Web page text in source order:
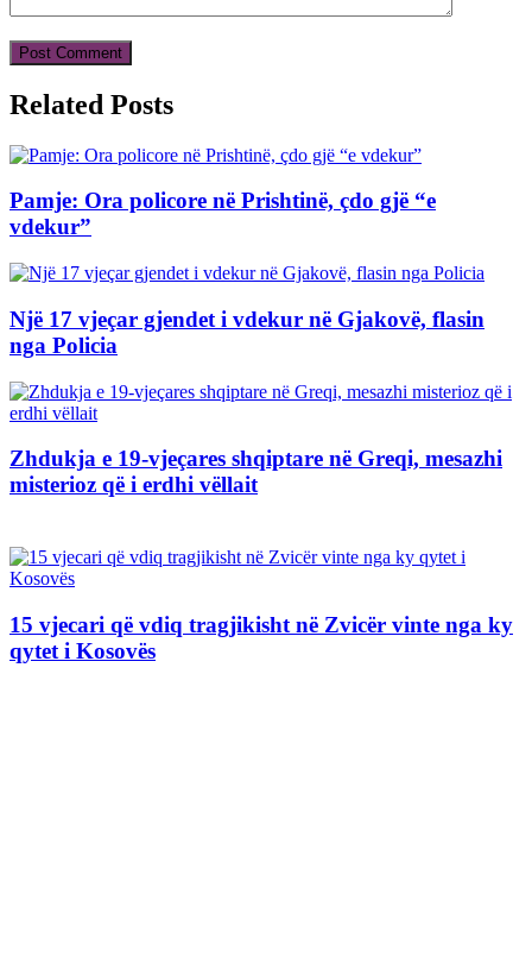
Related Posts
Pamje: Ora policore në Prishtinë, çdo gjë “e
vdekur”
Një 17 vjeçar gjendet i vdekur në Gjakovë, flasin
nga Policia
Zhdukja e 19-vjeçares shqiptare në Greqi, mesazhi
misterioz që i erdhi vëllait
15 vjecari që vdiq tragjikisht në Zvicër vinte nga ky
qytet i Kosovës